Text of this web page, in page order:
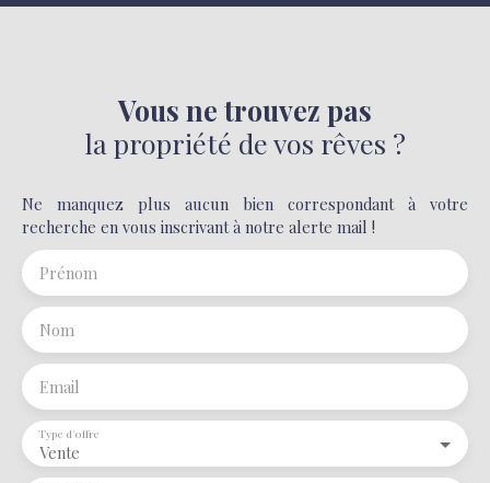
Vous ne trouvez pas
la propriété de vos rêves ?
Ne manquez plus aucun bien correspondant à votre
recherche en vous inscrivant à notre alerte mail !
Prénom
Nom
Email
Vente
Type d'offre